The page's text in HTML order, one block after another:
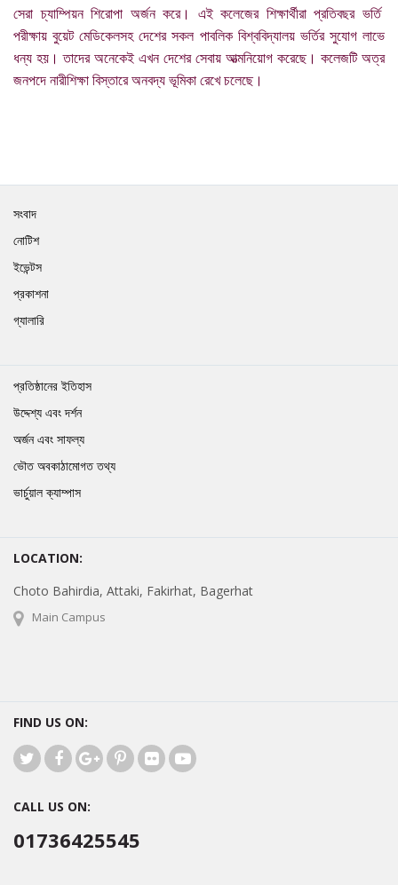
সেরা চ্যাম্পিয়ন শিরোপা অর্জন করে। এই কলেজের শিক্ষার্থীরা প্রতিবছর ভর্তি
পরীক্ষায় বুয়েট মেডিকেলসহ দেশের সকল পাবলিক বিশ্ববিদ্যালয় ভর্তির সুযোগ লাভে
ধন্য হয়। তাদের অনেকেই এখন দেশের সেবায় আত্মনিয়োগ করেছে। কলেজটি অত্র
জনপদে নারীশিক্ষা বিস্তারে অনবদ্য ভূমিকা রেখে চলেছে।
সংবাদ
নোটিশ
ইভেন্টস
প্রকাশনা
গ্যালারি
প্রতিষ্ঠানের ইতিহাস
উদ্দেশ্য এবং দর্শন
অর্জন এবং সাফল্য
ভৌত অবকাঠামোগত তথ্য
ভার্চুয়াল ক্যাম্পাস
LOCATION:
Choto Bahirdia, Attaki, Fakirhat, Bagerhat
Main Campus
FIND US ON:
CALL US ON:
01736425545